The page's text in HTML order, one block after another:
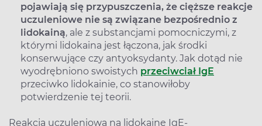
pojawiają się przypuszczenia, że cięższe reakcje
uczuleniowe nie są związane bezpośrednio z
lidokainą, ale z substancjami pomocniczymi, z
którymi lidokaina jest łączona, jak środki
konserwujące czy antyoksydanty. Jak dotąd nie
wyodrębniono swoistych przeciwciał IgE
przeciwko lidokainie, co stanowiłoby
potwierdzenie tej teorii.
Reakcja uczuleniowa na lidokainę IgE-